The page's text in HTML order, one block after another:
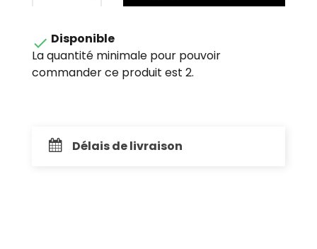
 Disponible
La quantité minimale pour pouvoir
commander ce produit est 2.
Délais de livraison